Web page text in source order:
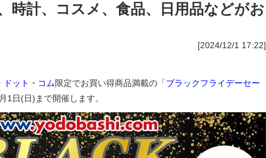
時計、コスメ、食品、日用品などがお
[2024/12/1 17:22]
ドット・コム限定でお買い得商品満載の「ブラックフライデーセー
1日(日)まで開催します。